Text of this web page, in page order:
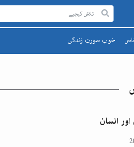
خوب صورت زندگی
انسان